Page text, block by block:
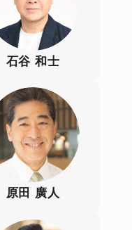
石谷 和士
原田 廣人